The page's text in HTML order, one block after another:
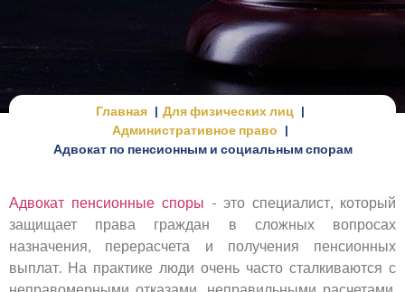
Главная
Для физических лиц
Административное право
Адвокат по пенсионным и социальным спорам
Адвокат пенсионные споры - это специалист, который
защищает права граждан в сложных вопросах
назначения, перерасчета и получения пенсионных
выплат. На практике люди очень часто сталкиваются с